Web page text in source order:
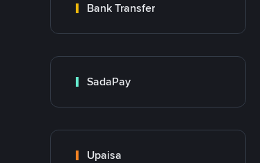
Bank Transfer
SadaPay
Upaisa